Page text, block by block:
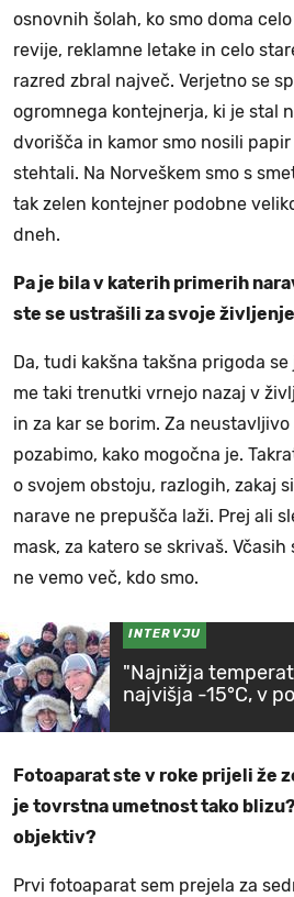
osnovnih šolah, ko smo doma
revije, reklamne letake in celo
razred zbral največ. Verjetno se
ogromnega kontejnerja, ki je stal
dvorišča in kamor smo nosili
stehtali. Na Norveškem smo s
tak zelen kontejner podobne
dneh.
Pa je bila v katerih primerih
ste se ustrašili za svoje
Da, tudi kakšna takšna prigoda
me taki trenutki vrnejo nazaj v
in za kar se borim. Za
pozabimo, kako mogočna je.
o svojem obstoju, razlogih, zakaj
narave ne prepušča laži. Prej ali
mask, za katero se skrivaš.
ne vemo več, kdo smo.
INTERVJU
"Najnižja
najvišja -15°C, v
Fotoaparat ste v roke prijeli že
je tovrstna umetnost tako
objektiv?
Prvi fotoaparat sem prejela za